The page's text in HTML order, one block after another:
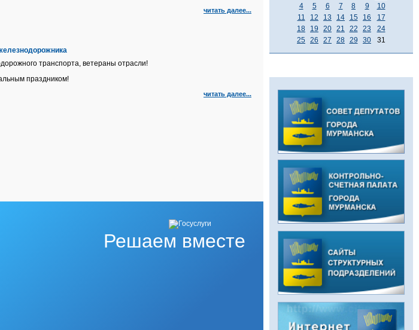
читать далее...
транспорта, ветераны отрасли!
праздником!
читать далее...
Решаем вместе
4
5 6 7 8 9
10
11
12 13 14 15 16
17
18
19 20 21 22 23
24
25
26 27 28 29 30 31